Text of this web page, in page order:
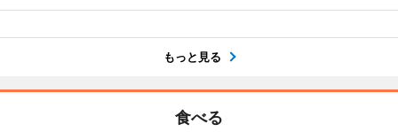
もっと見る
食べる